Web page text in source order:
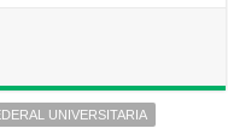
UNIVERSITARIA